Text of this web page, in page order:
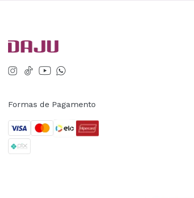
Formas de Pagamento